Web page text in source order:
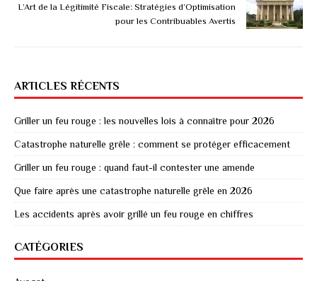
L’Art de la Légitimité Fiscale: Stratégies d’Optimisation
pour les Contribuables Avertis
ARTICLES RÉCENTS
Griller un feu rouge : les nouvelles lois à connaître pour 2026
Catastrophe naturelle grêle : comment se protéger efficacement
Griller un feu rouge : quand faut-il contester une amende
Que faire après une catastrophe naturelle grêle en 2026
Les accidents après avoir grillé un feu rouge en chiffres
CATÉGORIES